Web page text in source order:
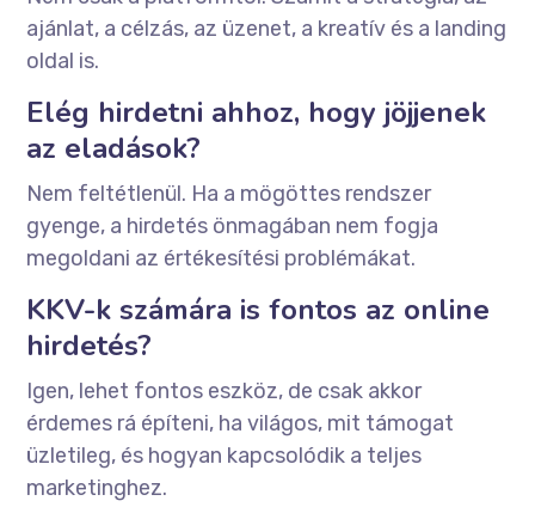
ajánlat, a célzás, az üzenet, a kreatív és a landing
oldal is.
Elég hirdetni ahhoz, hogy jöjjenek
az eladások?
Nem feltétlenül. Ha a mögöttes rendszer
gyenge, a hirdetés önmagában nem fogja
megoldani az értékesítési problémákat.
KKV-k számára is fontos az online
hirdetés?
Igen, lehet fontos eszköz, de csak akkor
érdemes rá építeni, ha világos, mit támogat
üzletileg, és hogyan kapcsolódik a teljes
marketinghez.